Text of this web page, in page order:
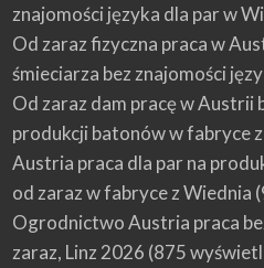
znajomości języka dla par w
Od zaraz fizyczna praca w
śmieciarza bez znajomości
Od zaraz dam pracę w Austrii
produkcji batonów w fabryce
Austria praca dla par na
od zaraz w fabryce z Wiednia
Ogrodnictwo Austria praca
zaraz, Linz 2026 (875